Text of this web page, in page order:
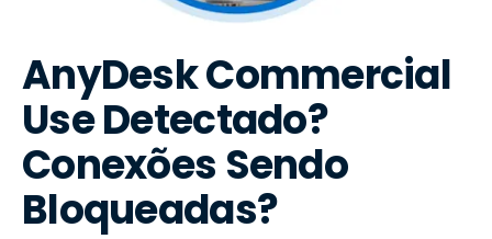
AnyDesk Commercial
Use Detectado?
Conexões Sendo
Bloqueadas?